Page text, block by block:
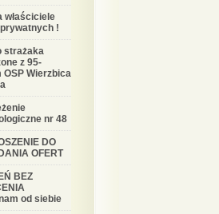
właściciele
!
strażaka
z 95-
OSP Wierzbica
nr 48
DO
OFERT
BEZ
od siebie